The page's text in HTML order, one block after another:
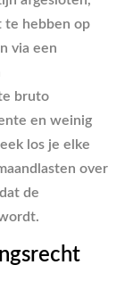
te hebben op
via een
bruto
en weinig
los je elke
over
de